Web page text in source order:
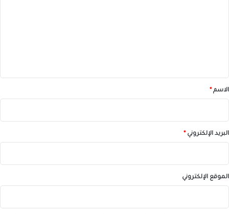
*الاسم *
البريد الإلكتروني *
الموقع الإلكتروني